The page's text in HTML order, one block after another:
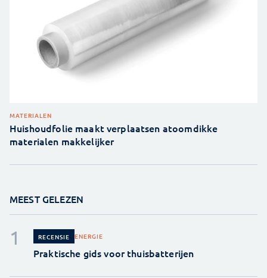
MATERIALEN
Huishoudfolie maakt verplaatsen atoomdikke
materialen makkelijker
MEEST GELEZEN
RECENSIE ENERGIE
Praktische gids voor thuisbatterijen